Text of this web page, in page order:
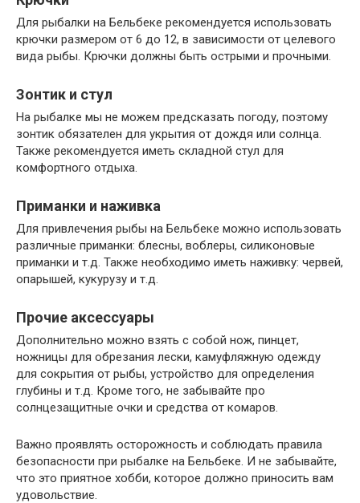
Для рыбалки на Бельбеке рекомендуется использовать
крючки размером от 6 до 12, в зависимости от целевого
вида рыбы. Крючки должны быть острыми и прочными.
Зонтик и стул
На рыбалке мы не можем предсказать погоду, поэтому
зонтик обязателен для укрытия от дождя или солнца.
Также рекомендуется иметь складной стул для
комфортного отдыха.
Приманки и наживка
Для привлечения рыбы на Бельбеке можно использовать
различные приманки: блесны, воблеры, силиконовые
приманки и т.д. Также необходимо иметь наживку: червей,
опарышей, кукурузу и т.д.
Прочие аксессуары
Дополнительно можно взять с собой нож, пинцет,
ножницы для обрезания лески, камуфляжную одежду
для сокрытия от рыбы, устройство для определения
глубины и т.д. Кроме того, не забывайте про
солнцезащитные очки и средства от комаров.
Важно проявлять осторожность и соблюдать правила
безопасности при рыбалке на Бельбеке. И не забывайте,
что это приятное хобби, которое должно приносить вам
удовольствие.